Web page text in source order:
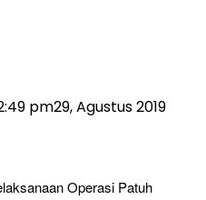
pm29, Agustus 2019
Operasi Patuh